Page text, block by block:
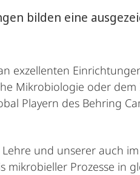
bilden eine
exzellenten
Mikrobiologie oder
Playern des Behring
und unserer auch
Prozesse in